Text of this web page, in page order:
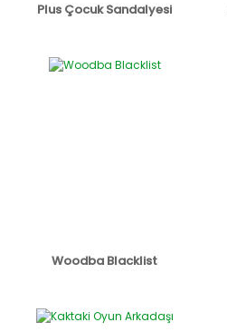
Plus Çocuk Sandalyesi
Woodba Blacklist